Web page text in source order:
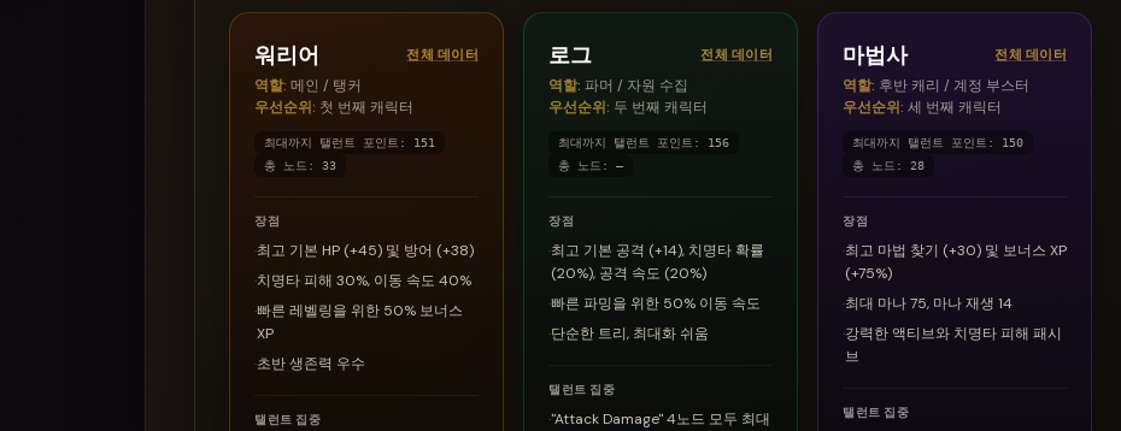
워리어 전체 데이터
역할: 메인 / 탱커
우선순위: 첫 번째 캐릭터
최대까지 탤런트 포인트 : 151
총 노드 : 33
장점
·최고 기본 HP (+45) 및 방어 (+38)
·치명타 피해 30%, 이동 속도 40%
·빠른 레벨링을 위한 50% 보너스
XP
·초반 생존력 우수
탤런트 집중
로그 전체 데이터
역할: 파머 / 자원 수집
우선순위: 두 번째 캐릭터
최대까지 탤런트 포인트 : 156
총 노드 : —
장점
·최고 기본 공격 (+14), 치명타 확률
(20%), 공격 속도 (20%)
·빠른 파밍을 위한 50% 이동 속도
·단순한 트리, 최대화 쉬움
탤런트 집중
·"Attack Damage" 4노드 모두 최대
마법사 전체 데이터
역할: 후반 캐리 / 계정 부스터
우선순위: 세 번째 캐릭터
최대까지 탤런트 포인트 : 150
총 노드 : 28
장점
·최고 마법 찾기 (+30) 및 보너스 XP
(+75%)
·최대 마나 75, 마나 재생 14
·강력한 액티브와 치명타 피해 패시
브
탤런트 집중